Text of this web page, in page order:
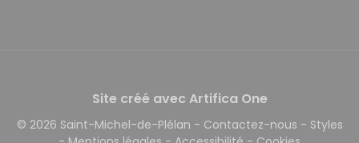
Site créé avec Artifica One
© 2026 Saint-Michel-de-Plélan - Contactez-nous - Styles